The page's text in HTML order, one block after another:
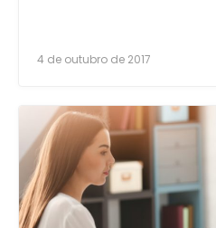
4 de outubro de 2017